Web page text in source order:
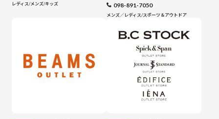
レディス/メンズ/キッズ 098-891-7050
メンズ／レディス/スポーツ＆アウトドア